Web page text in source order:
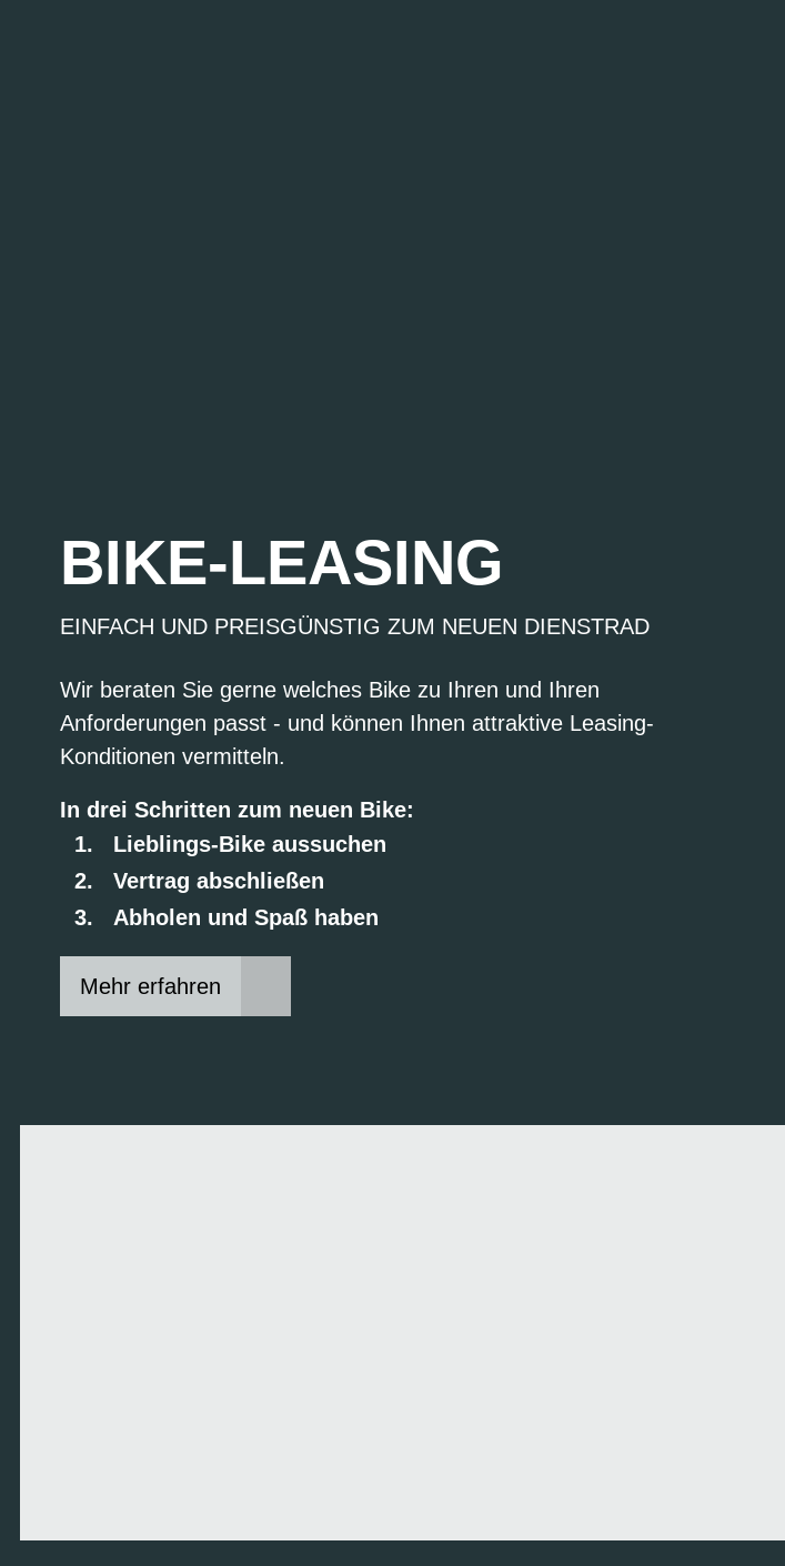
BIKE-LEASING
EINFACH UND PREISGÜNSTIG ZUM NEUEN DIENSTRAD
Wir beraten Sie gerne welches Bike zu Ihren und Ihren
Anforderungen passt - und können Ihnen attraktive Leasing-
Konditionen vermitteln.
In drei Schritten zum neuen Bike:
Lieblings-Bike aussuchen
Vertrag abschließen
Abholen und Spaß haben
Mehr erfahren